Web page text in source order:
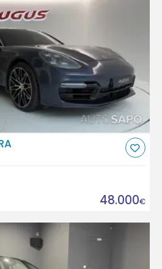
48.000€